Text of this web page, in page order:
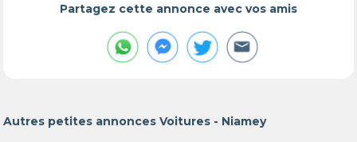
Partagez cette annonce avec vos amis
Autres petites annonces Voitures - Niamey